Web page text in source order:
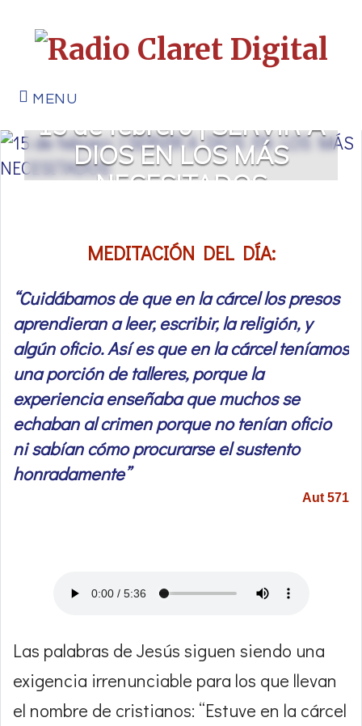
MENU
15 de febrero | SERVIR A
DIOS EN LOS MÁS
NECESITADOS
MEDITACIÓN DEL DÍA:
“Cuidábamos de que en la cárcel los presos
aprendieran a leer, escribir, la religión, y
algún oficio. Así es que en la cárcel teníamos
una porción de talleres, porque la
experiencia enseñaba que muchos se
echaban al crimen porque no tenían oficio
ni sabían cómo procurarse el sustento
honradamente”
Aut 571
Las palabras de Jesús siguen siendo una
exigencia irrenunciable para los que llevan
el nombre de cristianos: “Estuve en la cárcel